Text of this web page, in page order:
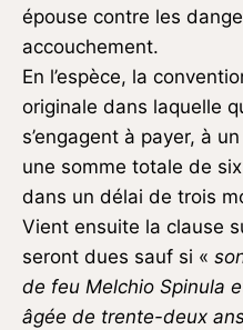
épouse contre les
accouchement.
En l’espèce, la
originale dans laquelle
s’engagent à payer, à
une somme totale de
dans un délai de trois
Vient ensuite la clause
seront dues sauf si «
de feu Melchio Spinula
âgée de trente-deux